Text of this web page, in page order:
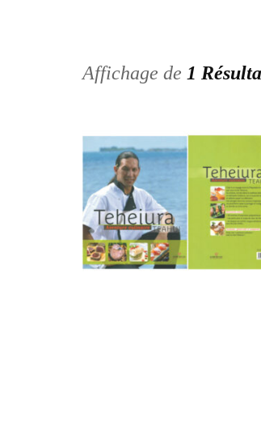
Poèmes, Albums
A-Z : Musique &
Divertissement
Affichage de 1